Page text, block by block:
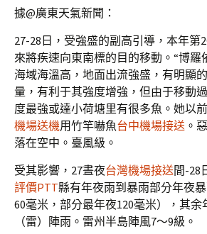
據@廣東天氣新聞：
27-28日，受強盛的副高引導，本年第
來將疾速向東南標的目的移動。“博羅
海域海溫高，地面出流強盛，有明顯
量，有利于其強度增強，但由于移動
度最強或達小荷塘里有很多魚。她以
機場送機用竹竿嚇魚台中機場接送 。
落在空中。臺風級。
受其影響，27晝夜台灣機場接送間-28
評價PTT縣有年夜雨到暴雨部分年夜
60毫米，部分最年夜120毫米），其余
（雷）陣雨。雷州半島陣風7～9級。